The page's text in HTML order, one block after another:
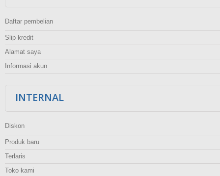
Daftar pembelian
Slip kredit
Alamat saya
Informasi akun
INTERNAL
Diskon
Produk baru
Terlaris
Toko kami